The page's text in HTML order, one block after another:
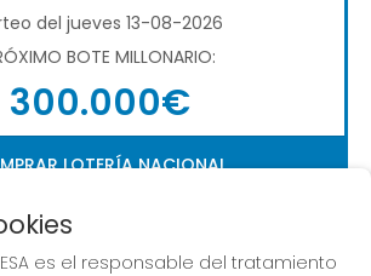
del jueves 13-08-2026
BOTE MILLONARIO:
300.000€
LOTERÍA NACIONAL
MESA es el responsable del tratamiento